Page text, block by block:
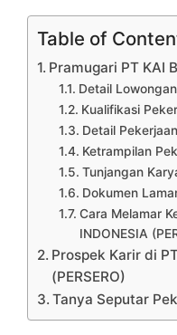
Table of
Pramugari PT KAI
Detail
Kualifikasi
Detail Pekerjaan
Ketrampilan
Tunjangan
Dokumen
Cara Melamar
INDONESIA
Prospek Karir di
(PERSERO)
Tanya Seputar